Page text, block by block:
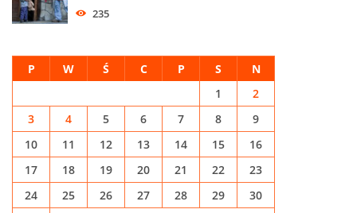
235
P W Ś C P S N
1
2
3
4 5 6 7 8
9
10
11 12 13 14 15
16
17
18 19 20 21 22
23
24
25 26 27 28 29
30